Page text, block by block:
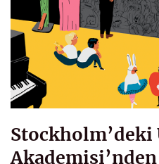
Stockholm’deki